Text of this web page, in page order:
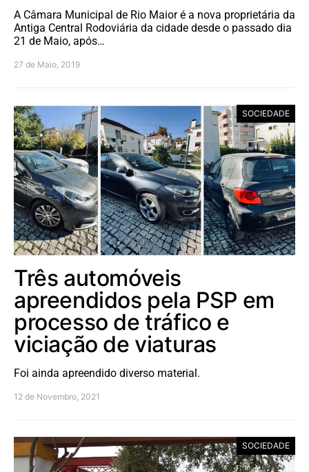
A Câmara Municipal de Rio Maior é a nova proprietária da
Antiga Central Rodoviária da cidade desde o passado dia
21 de Maio, após…
27 de Maio, 2019
SOCIEDADE
Três automóveis
apreendidos pela PSP em
processo de tráfico e
viciação de viaturas
Foi ainda apreendido diverso material.
12 de Novembro, 2021
SOCIEDADE